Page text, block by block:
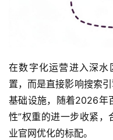
在数字化运营进入深
置，而是直接影响搜索
基础设施，随着2026年
性”权重的进一步收紧
业官网优化的标配。